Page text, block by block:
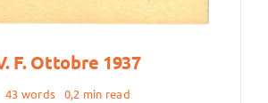
F. Ottobre 1937
43 words 0,2 min read